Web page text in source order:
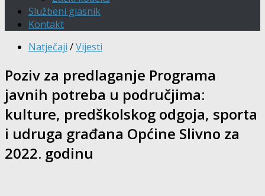
Službeni glasnik
Kontakt
Natječaji /Vijesti
Poziv za predlaganje Programa
javnih potreba u područjima:
kulture, predškolskog odgoja, sporta
i udruga građana Općine Slivno za
2022. godinu